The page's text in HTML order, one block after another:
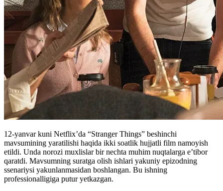
12-yanvar kuni Netflix’da “Stranger Things” beshinchi
mavsumining yaratilishi haqida ikki soatlik hujjatli film namoyish
etildi. Unda norozi muxlislar bir nechta muhim nuqtalarga e’tibor
qaratdi. Mavsumning suratga olish ishlari yakuniy epizodning
ssenariysi yakunlanmasidan boshlangan. Bu ishning
professionalligiga putur yetkazgan.